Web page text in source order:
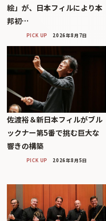
絵」が、日本フィルにより本
邦初…
PICK UP 2026年8月7日
佐渡裕＆新日本フィルがブル
ックナー第5番で挑む巨大な
響きの構築
PICK UP 2026年8月5日